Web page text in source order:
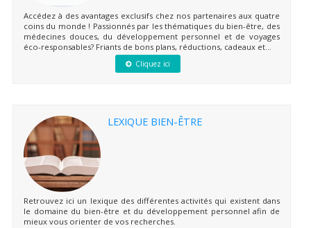
Accédez à des avantages exclusifs chez nos partenaires aux quatre
coins du monde ! Passionnés par les thématiques du bien-être, des
médecines douces, du développement personnel et de voyages
éco-responsables? Friants de bons plans, réductions, cadeaux et...
Cliquez ici
LEXIQUE BIEN-ÊTRE
Retrouvez ici un lexique des différentes activités qui existent dans
le domaine du bien-être et du développement personnel afin de
mieux vous orienter de vos recherches.